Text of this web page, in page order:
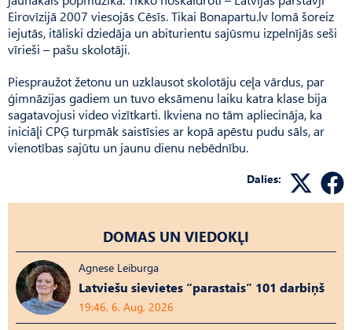
Eirovīzijā 2007 viesojās Cēsīs. Tikai Bonapartu.lv lomā šoreiz
iejutās, itāliski dziedāja un abiturientu sajūsmu izpelnījās seši
vīrieši – pašu skolotāji.
Piespraužot žetonu un uzklausot skolotāju ceļa vārdus, par
ģimnāzijas gadiem un tuvo eksāmenu laiku katra klase bija
sagatavojusi video vizītkarti. Ikviena no tām apliecināja, ka
iniciāļi CPĢ turpmāk saistīsies ar kopā apēstu pudu sāls, ar
vienotības sajūtu un jaunu dienu nebēdnību.
Dalies:
DOMAS UN VIEDOKĻI
Agnese Leiburga
Latviešu sievietes “parastais” 101 darbiņš
19:46, 6. Aug, 2026